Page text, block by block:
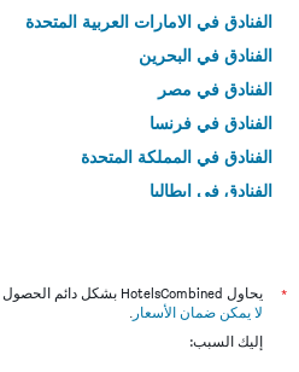
الفنادق في الامارات العربية المتحدة
الفنادق في البحرين
الفنادق في مصر
الفنادق في فرنسا
الفنادق في المملكة المتحدة
الفنادق في إيطاليا
*
يحاول HotelsCombined بشكل دائم الحصول على الأسعار الدقيقة، ولكن
لا يمكن ضمان الأسعار .
إليك السبب: